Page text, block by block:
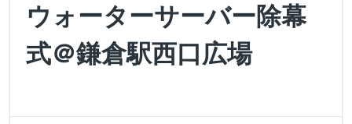
ウォーターサーバー除幕
式＠鎌倉駅西口広場